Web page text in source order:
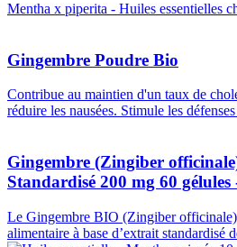
Mentha x piperita - Huiles essentielles
Gingembre Poudre Bio
Contribue au maintien d'un taux de
réduire les nausées. Stimule les
Gingembre (Zingiber
Standardisé 200 mg 60
Le Gingembre BIO (Zingiber
alimentaire à base d’extrait standardisé